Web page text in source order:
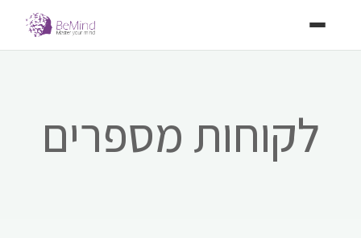
לקוחות מספרים